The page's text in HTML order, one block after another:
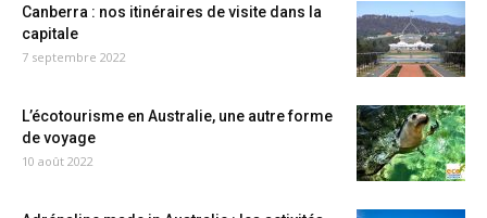
Canberra : nos itinéraires de visite dans la
capitale
7 septembre 2022
L’écotourisme en Australie, une autre forme
de voyage
10 août 2022